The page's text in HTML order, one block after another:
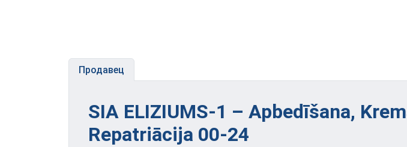
Продавец
SIA ELIZIUMS-1 – Apbedīšana,
Repatriācija 00-24